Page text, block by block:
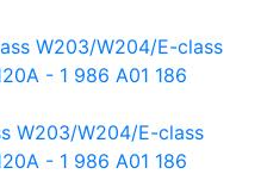
W203/W204/E-class
- 1 986 A01 186